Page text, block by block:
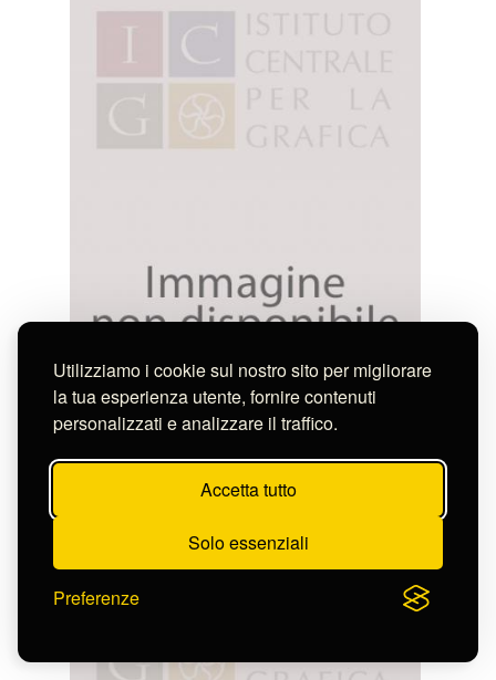
Utilizziamo i cookie sul nostro sito per migliorare
la tua esperienza utente, fornire contenuti
personalizzati e analizzare il traffico.
Accetta tutto
Solo essenziali
Preferenze
Napoletano Filippo
CAVALLO